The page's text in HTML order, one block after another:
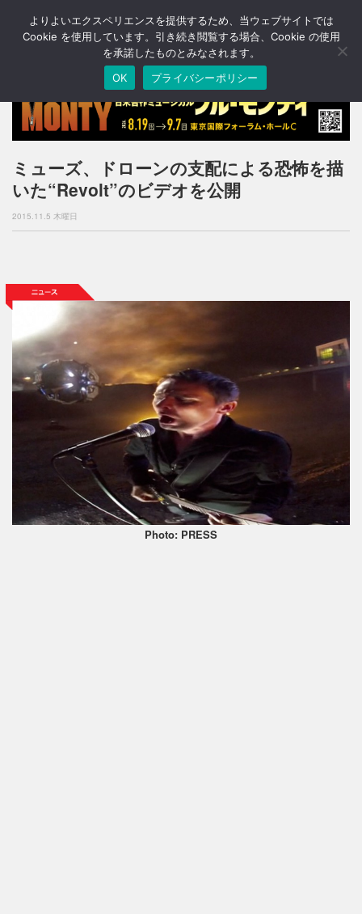
T
o
n
a
v
i
g
o
ミューズ、ドローンの支配による恐怖を描
いた“Revolt”のビデオを公開
2015.11.5 木曜日
Photo: PRESS
よりよいエクスペリエンスを提供するため、当ウェブサイトでは
Cookie を使用しています。引き続き閲覧する場合、Cookie の使用
を承諾したものとみなされます。
OK
プライバシーポリシー